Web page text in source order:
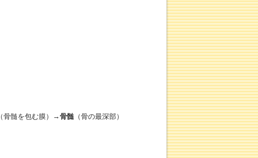
（骨髄を包む膜）→骨髄 （骨の最深部）